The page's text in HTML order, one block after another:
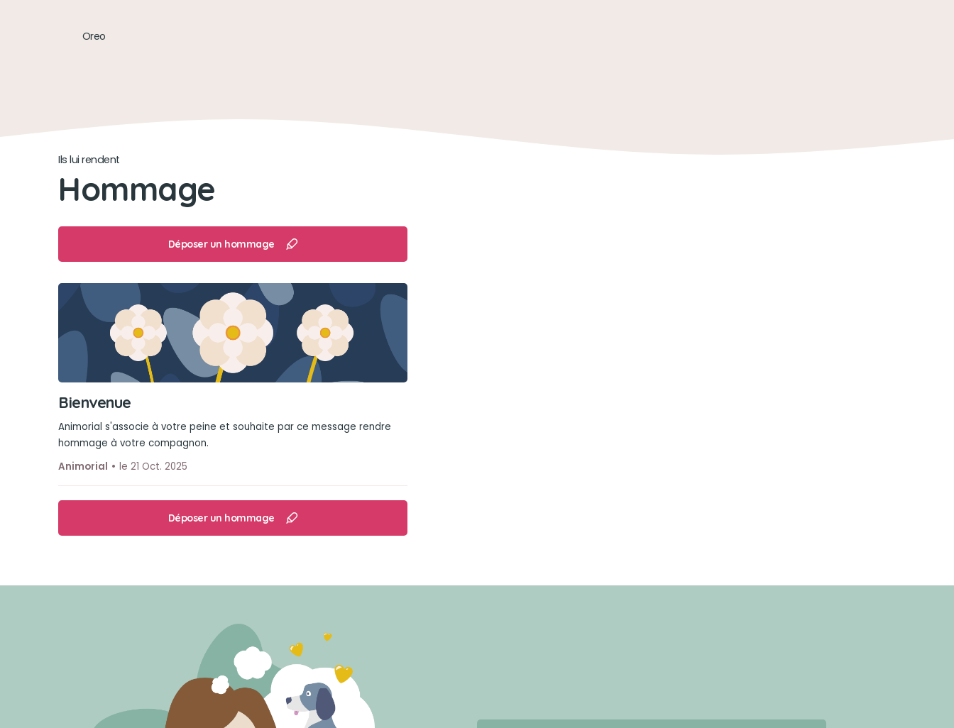
Oreo
Ils lui rendent
Hommage
Déposer un hommage
Bienvenue
Animorial s'associe à votre peine et souhaite par ce message rendre
hommage à votre compagnon.
Animorial
le 21 Oct. 2025
Déposer un hommage